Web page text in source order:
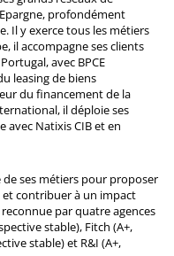
profondément
Il y exerce tous les métiers
il accompagne ses clients
avec BPCE
leasing de biens
du financement de la
il déploie ses
avec Natixis CIB et en
de ses métiers pour proposer
et contribuer à un impact
par quatre agences
stable), Fitch (A+,
stable) et R&I (A+,